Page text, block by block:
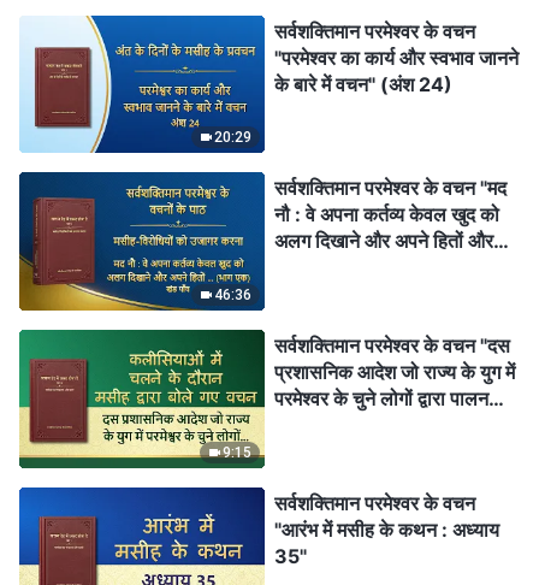
20:29
सर्वशक्तिमान परमेश्वर के वचन
"परमेश्वर का कार्य और स्वभाव जानने
के बारे में वचन" (अंश 24)
46:36
सर्वशक्तिमान परमेश्वर के वचन "मद
नौ : वे अपना कर्तव्य केवल खुद को
अलग दिखाने और अपने हितों और
यश के बदले उन हितों के साथ
विश्वासघात तक कर देते हैं (भाग
एक)" (खंड पाँच)
9:15
सर्वशक्तिमान परमेश्वर के वचन "दस
प्रशासनिक आदेश जो राज्य के युग में
परमेश्वर के चुने लोगों द्वारा पालन
सर्वशक्तिमान परमेश्वर के वचन
"आरंभ में मसीह के कथन : अध्याय
35"